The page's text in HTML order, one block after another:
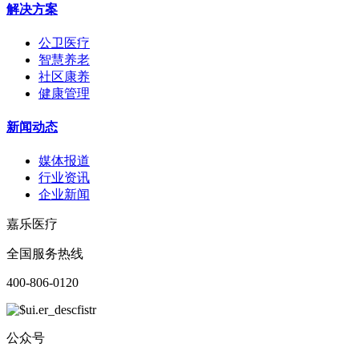
解决方案
公卫医疗
智慧养老
社区康养
健康管理
新闻动态
媒体报道
行业资讯
企业新闻
嘉乐医疗
全国服务热线
400-806-0120
公众号